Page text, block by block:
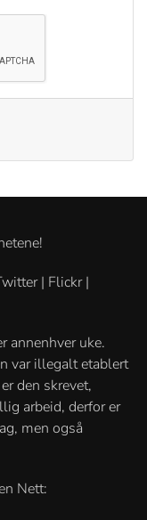
| Flickr |
annenhver uke.
var illegalt etablert
den skrevet,
arbeid, derfor er
men også
Nett: